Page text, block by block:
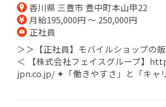
香川県 三豊市 豊中町本山甲22
月給195,000円 ～ 250,000円
正社員
＞＞【正社員】モバイルショップの
＜ 【株式会社フェイスグループ】
jpn.co.jp/ ✦「働きやすさ」と「キャ